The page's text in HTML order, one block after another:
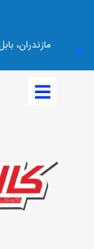
مازندران،